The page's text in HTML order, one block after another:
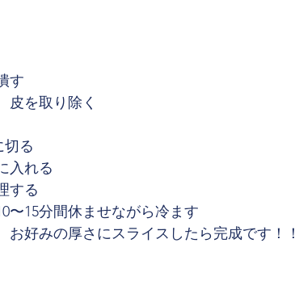
す
皮を取り除く
切る
入れる
する
〜15分間休ませながら冷ます
お好みの厚さにスライスしたら完成です！！